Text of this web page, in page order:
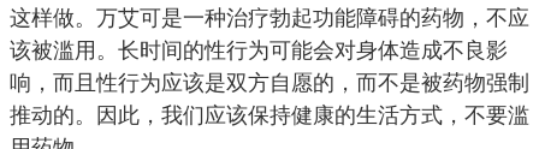
这样做。万艾可是一种治疗勃起功能障碍的药物，不应
该被滥用。长时间的性行为可能会对身体造成不良影
响，而且性行为应该是双方自愿的，而不是被药物强制
推动的。因此，我们应该保持健康的生活方式，不要滥